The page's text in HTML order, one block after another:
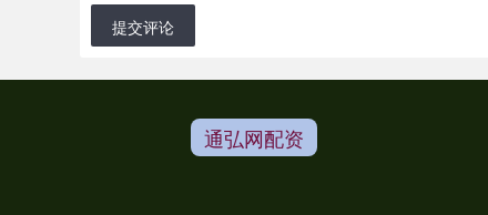
提交评论
通弘网配资